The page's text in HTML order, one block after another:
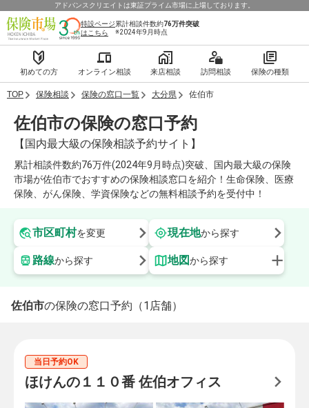
アドバンスクリエイトは東証プライム市場に上場しております。
特設ページ
はこちら
累計相談件数約76万件突破
※2024年9月時点
初めての方 オンライン相談 来店相談 訪問相談 保険の種類
TOP 保険相談 保険の窓口一覧 大分県 佐伯市
佐伯市の保険の窓口予約
【国内最大級の保険相談予約サイト】
累計相談件数約76万件(2024年9月時点)突破、国内最大級の保険
市場が佐伯市でおすすめの保険相談窓口を紹介！生命保険、医療
保険、がん保険、学資保険などの無料相談予約を受付中！
市区町村を変更 現在地から探す
路線から探す 地図から探す
佐伯市の保険の窓口予約（1店舗）
当日予約OK
ほけんの１１０番 佐伯オフィス